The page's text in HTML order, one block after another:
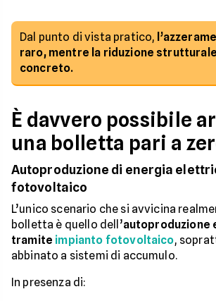
Dal punto di vista pratico,
raro, mentre la riduzione
concreto.
È davvero possibile
una bolletta pari a
Autoproduzione di energia
fotovoltaico
L’unico scenario che si avvicina
bolletta è quello dell’autoproduzione
tramite impianto fotovoltaico,
abbinato a sistemi di accumulo.
In presenza di: